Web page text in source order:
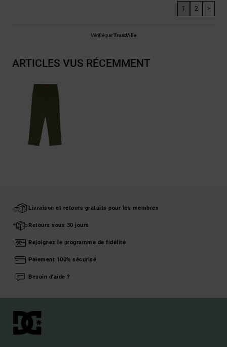
1 2 >
Vérifié parTrustVille
ARTICLES VUS RÉCEMMENT
Livraison et retours gratuits pour les membres
Retours sous 30 jours
Rejoignez le programme de fidélité
Paiement 100% sécurisé
Besoin d'aide ?